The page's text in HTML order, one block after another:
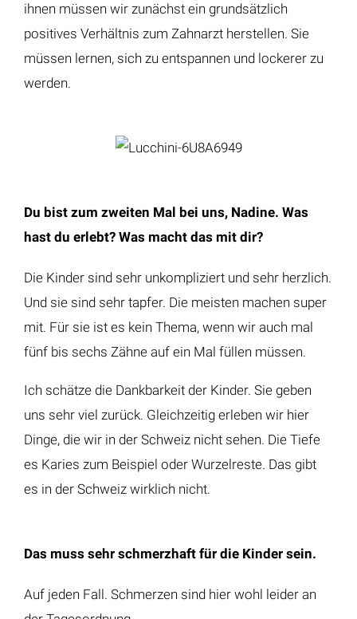
ihnen müssen wir zunächst ein grundsätzlich
positives Verhältnis zum Zahnarzt herstellen. Sie
müssen lernen, sich zu entspannen und lockerer zu
werden.
Du bist zum zweiten Mal bei uns, Nadine. Was
hast du erlebt? Was macht das mit dir?
Die Kinder sind sehr unkompliziert und sehr herzlich.
Und sie sind sehr tapfer. Die meisten machen super
mit. Für sie ist es kein Thema, wenn wir auch mal
fünf bis sechs Zähne auf ein Mal füllen müssen.
Ich schätze die Dankbarkeit der Kinder. Sie geben
uns sehr viel zurück. Gleichzeitig erleben wir hier
Dinge, die wir in der Schweiz nicht sehen. Die Tiefe
es Karies zum Beispiel oder Wurzelreste. Das gibt
es in der Schweiz wirklich nicht.
Das muss sehr schmerzhaft für die Kinder sein.
Auf jeden Fall. Schmerzen sind hier wohl leider an